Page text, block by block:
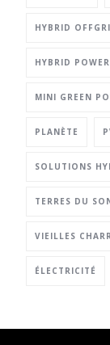
HYBRID
HYBRID
MINI GREEN
PLANÈTE
SOLUTIONS
TERRES DU
VIEILLES
ÉLECTRICITÉ